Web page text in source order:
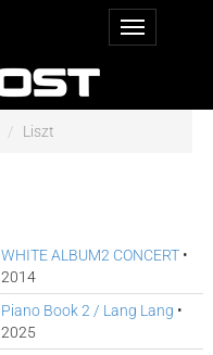
Liszt
WHITE ALBUM2 CONCERT •
2014
Piano Book 2 / Lang Lang •
2025